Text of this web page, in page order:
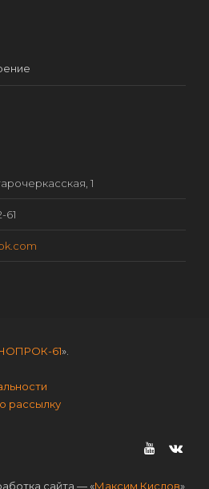
1
61
61».
рассылку
сайта — «Максим Кислов»